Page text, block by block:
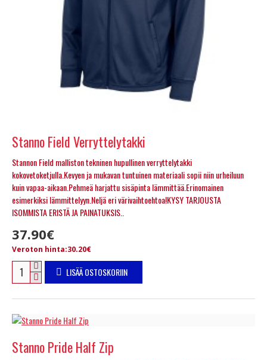
Stanno Field Verryttelytakki
Stannon Field malliston tekninen hupullinen verryttelytakki
kokovetoketjulla.Kevyen ja mukavan tuntuinen materiaali sopii niin urheiluun
kuin vapaa-aikaan.Pehmeä harjattu sisäpinta lämmittää.Erinomainen
esimerkiksi lämmittelyyn.Neljä eri värivaihtoehtoa!KYSY TARJOUSTA
ISOMMISTA ERISTÄ JA PAINATUKSIS..
37.90€
Veroton hinta:30.20€
LISÄÄ OSTOSKORIIN
Stanno Pride Half Zip